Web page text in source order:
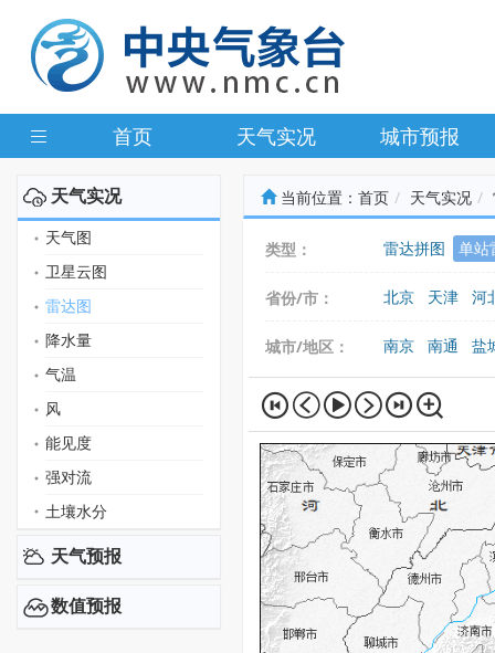
首页 天气实况 城市预报
天气实况
天气图
卫星云图
雷达图
降水量
气温
风
能见度
强对流
土壤水分
天气预报
数值预报
当前位置： 首页 天气实况
类型： 雷达拼图 单站
省份/市： 北京 天津
河
城市/地区：
南京 南通 盐